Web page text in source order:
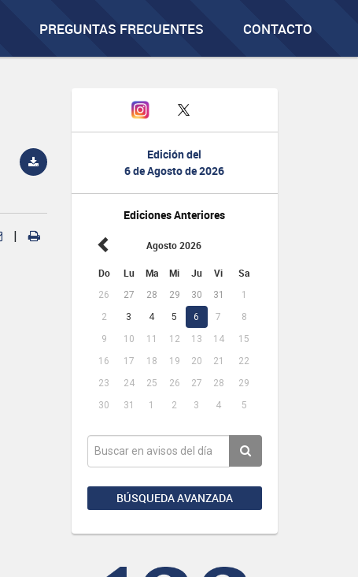
PREGUNTAS FRECUENTES CONTACTO
Edición del
6 de Agosto de 2026
Ediciones Anteriores
Agosto 2026
Do Lu Ma Mi Ju Vi Sa
26 27 28 29 30 31
1
2
3 4 5 6 7
8
9
10 11 12 13 14
15
16
17 18 19 20 21
22
23
24 25 26 27 28
29
30
31 1 2 3 4 5
BÚSQUEDA AVANZADA
|